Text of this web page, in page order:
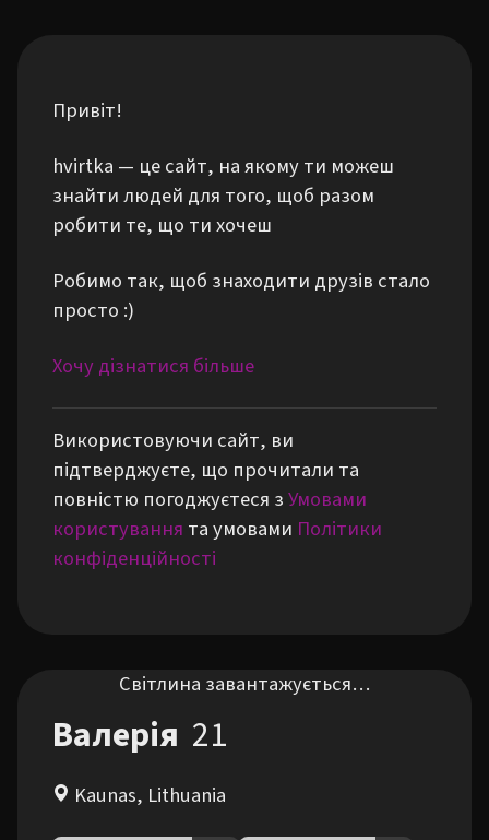
Привіт!
hvirtka — це сайт, на якому ти можеш
знайти людей для того, щоб разом
робити те, що ти хочеш
Робимо так, щоб знаходити друзів стало
просто :)
Хочу дізнатися більше
Використовуючи сайт, ви
підтверджуєте, що прочитали та
повністю погоджуєтеся зУмовами
користування та умовами Політики
конфіденційності
Світлина завантажується…
Валерія 21
Kaunas, Lithuania